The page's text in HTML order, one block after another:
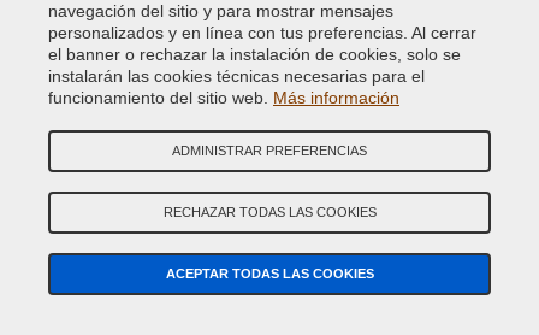
de la carrocerÍa en tu coche para pedir la pintura
correcta.
Búsqueda avanzada código de color
NO ENCUENTRAS TU CÓDIGO DE COLOR?
BÚSQUEDA GUIADA PINTURA COCHE
navegación del sitio y para mostrar mensajes
personalizados y en línea con tus preferencias. Al cerrar
el banner o rechazar la instalación de cookies, solo se
instalarán las cookies técnicas necesarias para el
funcionamiento del sitio web. Más información
ADMINISTRAR PREFERENCIAS
RECHAZAR TODAS LAS COOKIES
ACEPTAR TODAS LAS COOKIES